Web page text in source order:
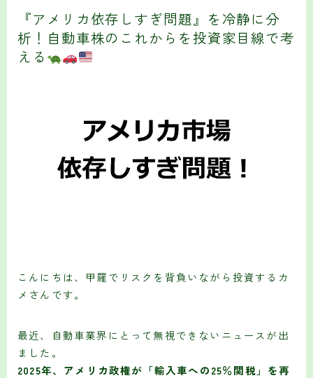
『アメリカ依存しすぎ問題』を冷静に分
析！自動車株のこれからを投資家目線で考
える
こんにちは、甲羅でリスクを背負いながら投資するカ
メさんです。
最近、自動車業界にとって無視できないニュースが出
ました。
2025年、アメリカ政権が「輸入車への25％関税」を再